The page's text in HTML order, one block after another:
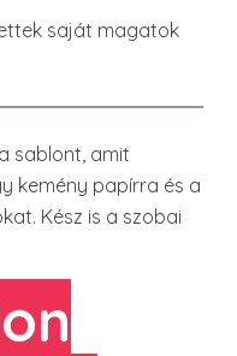
saját magatok
sablont, amit
kemény papírra és a
Kész is a szobai